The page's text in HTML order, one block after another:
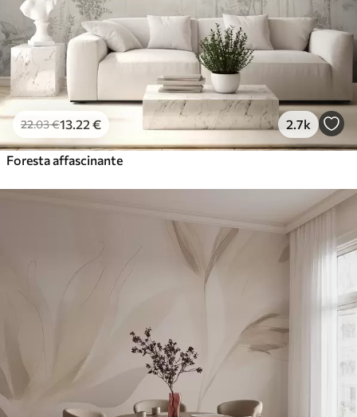
22.03€13 .22 € 2.7k
Foresta affascinante